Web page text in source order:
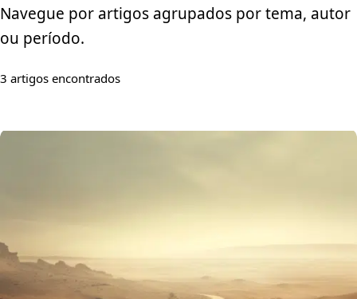
Navegue por artigos agrupados por tema, autor
ou período.
3 artigos encontrados